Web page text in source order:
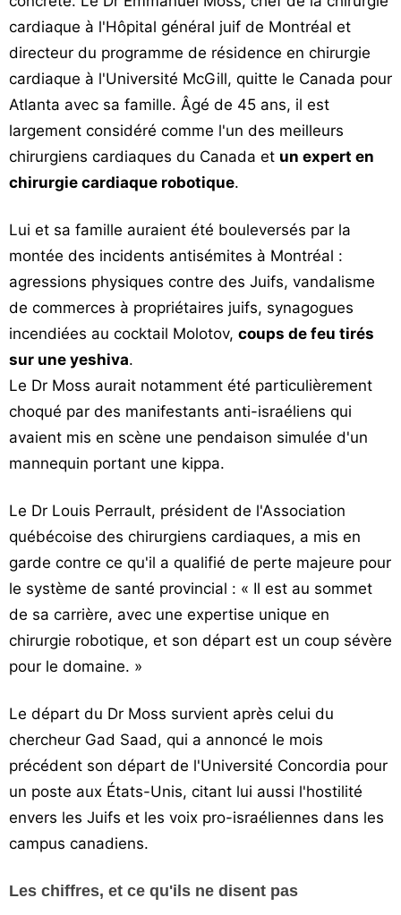
cardiaque à l'Hôpital général juif de Montréal et
directeur du programme de résidence en chirurgie
cardiaque à l'Université McGill, quitte le Canada pour
Atlanta avec sa famille. Âgé de 45 ans, il est
largement considéré comme l'un des meilleurs
chirurgiens cardiaques du Canada et un expert en
chirurgie cardiaque robotique.
Lui et sa famille auraient été bouleversés par la
montée des incidents antisémites à Montréal :
agressions physiques contre des Juifs, vandalisme
de commerces à propriétaires juifs, synagogues
incendiées au cocktail Molotov, coups de feu tirés
sur une yeshiva.
Le Dr Moss aurait notamment été particulièrement
choqué par des manifestants anti-israéliens qui
avaient mis en scène une pendaison simulée d'un
mannequin portant une kippa.
Le Dr Louis Perrault, président de l'Association
québécoise des chirurgiens cardiaques, a mis en
garde contre ce qu'il a qualifié de perte majeure pour
le système de santé provincial : « Il est au sommet
de sa carrière, avec une expertise unique en
chirurgie robotique, et son départ est un coup sévère
pour le domaine. »
Le départ du Dr Moss survient après celui du
chercheur Gad Saad, qui a annoncé le mois
précédent son départ de l'Université Concordia pour
un poste aux États-Unis, citant lui aussi l'hostilité
envers les Juifs et les voix pro-israéliennes dans les
campus canadiens.
Les chiffres, et ce qu'ils ne disent pas